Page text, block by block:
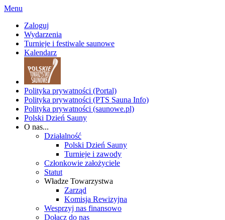
Menu
Zaloguj
Wydarzenia
Turnieje i festiwale saunowe
Kalendarz
Polityka prywatności (Portal)
Polityka prywatności (PTS Sauna Info)
Polityka prywatności (saunowe.pl)
Polski Dzień Sauny
O nas...
Działalność
Polski Dzień Sauny
Turnieje i zawody
Członkowie założyciele
Statut
Władze Towarzystwa
Zarząd
Komisja Rewizyjna
Wesprzyj nas finansowo
Dołącz do nas